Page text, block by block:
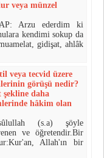
veya münzel
Arzu ederdim ki
ken­dimi sokup da
gi­dişat, ahlâk
veya tecvid üzere
görüşü nedir?
şekline daha
hâkim olan
(s.a) şöyle
ve öğretendir.Bir
Allah'ın bir